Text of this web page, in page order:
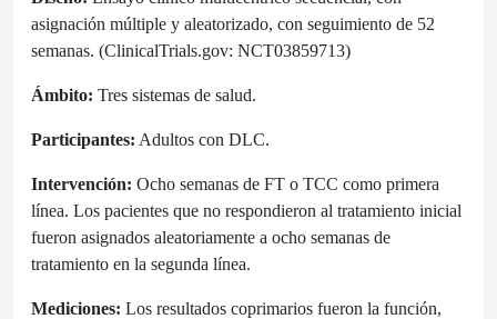
asignación múltiple y aleatorizado, con seguimiento de 52
semanas. (ClinicalTrials.gov: NCT03859713)
Ámbito: Tres sistemas de salud.
Participantes: Adultos con DLC.
Intervención: Ocho semanas de FT o TCC como primera
línea. Los pacientes que no respondieron al tratamiento inicial
fueron asignados aleatoriamente a ocho semanas de
tratamiento en la segunda línea.
Mediciones: Los resultados coprimarios fueron la función,